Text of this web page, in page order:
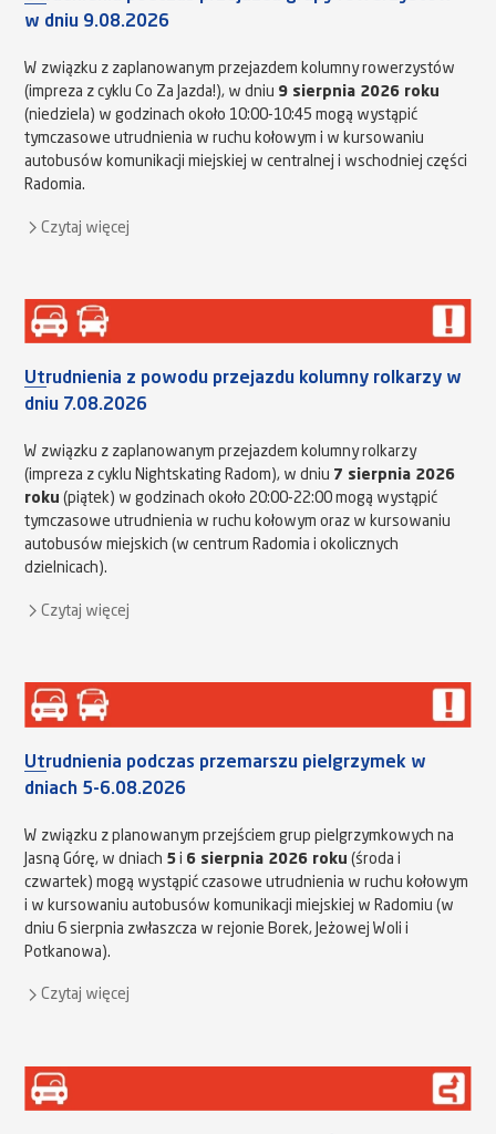
w dniu 9.08.2026
W związku z zaplanowanym przejazdem kolumny rowerzystów
(impreza z cyklu Co Za Jazda!), w dniu 9 sierpnia 2026 roku
(niedziela) w godzinach około 10:00-10:45 mogą wystąpić
tymczasowe utrudnienia w ruchu kołowym i w kursowaniu
autobusów komunikacji miejskiej w centralnej i wschodniej części
Radomia.
Czytaj więcej
Utrudnienia z powodu przejazdu kolumny rolkarzy w
dniu 7.08.2026
W związku z zaplanowanym przejazdem kolumny rolkarzy
(impreza z cyklu Nightskating Radom), w dniu 7 sierpnia 2026
roku (piątek) w godzinach około 20:00-22:00 mogą wystąpić
tymczasowe utrudnienia w ruchu kołowym oraz w kursowaniu
autobusów miejskich (w centrum Radomia i okolicznych
dzielnicach).
Czytaj więcej
Utrudnienia podczas przemarszu pielgrzymek w
dniach 5-6.08.2026
W związku z planowanym przejściem grup pielgrzymkowych na
Jasną Górę, w dniach 5 i 6 sierpnia 2026 roku (środa i
czwartek) mogą wystąpić czasowe utrudnienia w ruchu kołowym
i w kursowaniu autobusów komunikacji miejskiej w Radomiu (w
dniu 6 sierpnia zwłaszcza w rejonie Borek, Jeżowej Woli i
Potkanowa).
Czytaj więcej